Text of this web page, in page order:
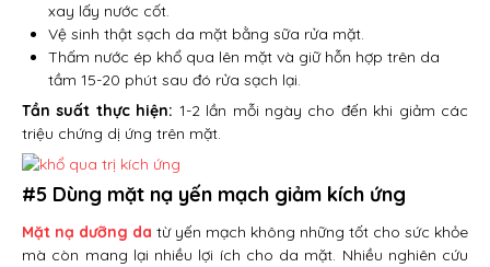
xay lấy nước cốt.
Vệ sinh thật sạch da mặt bằng sữa rửa mặt.
Thấm nước ép khổ qua lên mặt và giữ hỗn hợp trên da
tầm 15-20 phút sau đó rửa sạch lại.
Tần suất thực hiện: 1-2 lần mỗi ngày cho đến khi giảm các
triệu chứng dị ứng trên mặt.
#5 Dùng mặt nạ yến mạch giảm kích ứng
Mặt nạ dưỡng da từ yến mạch không những tốt cho sức khỏe
mà còn mang lại nhiều lợi ích cho da mặt. Nhiều nghiên cứu